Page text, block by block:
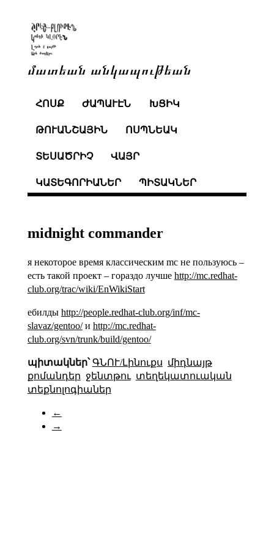
մատեան անկապութեան
ՀՈՍՔ ԺԱՊԱՒԷՆ ԽՑԻԿ
ԹՈՒԱՆՇԱՅԻՆ ՈՍՊՆԵԱԿ
ՏԵՍԱԾՐԻՉ ՎԱՅՐ
ԿԱՏԵԳՈՐԻԱՆԵՐ ՊԻՏԱԿՆԵՐ
midnight commander
я некоторое время классическим mc не пользуюсь –
есть такой проект – гораздо лучше http://mc.redhat-
club.org/trac/wiki/EnWikiStart
ебилды http://people.redhat-club.org/inf/mc-
slavaz/gentoo/и http://mc.redhat-
club.org/svn/trunk/build/gentoo/
պիտակներ՝ ԳՆՈՒ/Լինուքս միդնայթ
քոմանդեր ջենտթու տեղեկատուական
տեքնոլոգիաներ
←
→